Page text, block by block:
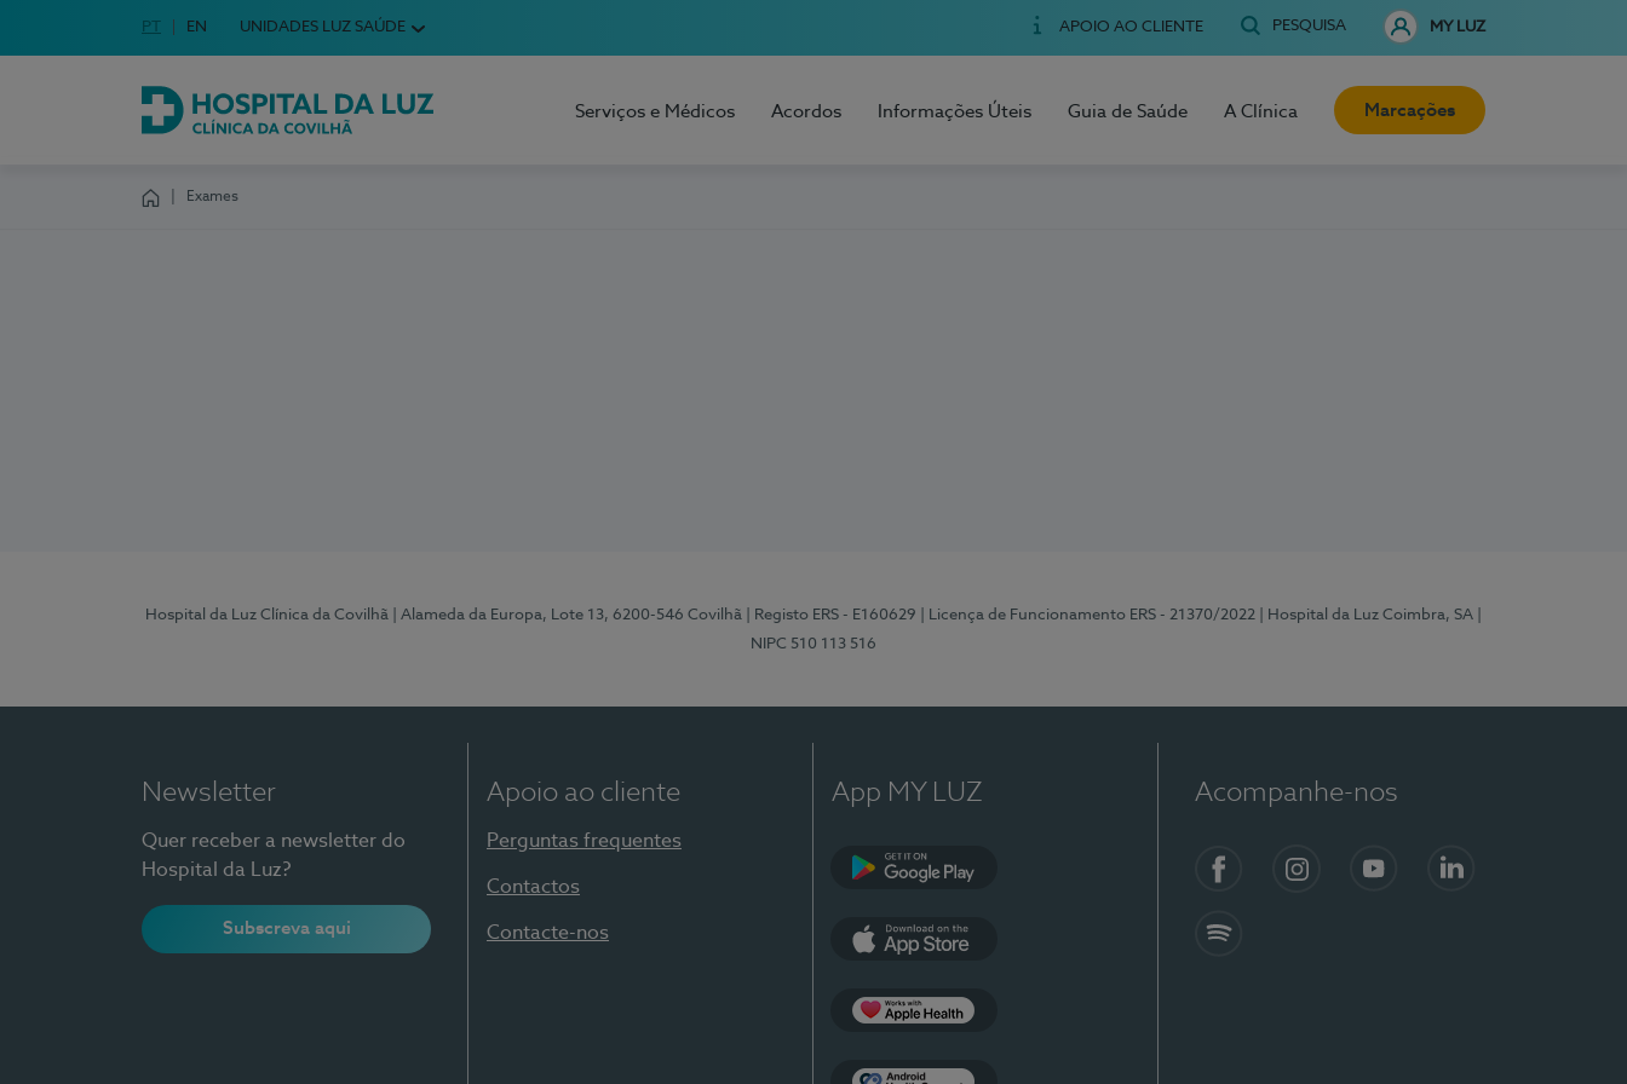
Escolha o seu idioma
Idioma em Português
PT English Language
EN UNIDADES LUZ SAÚDE APOIO AO CLIENTE PESQUISA MY LUZ
Hospital da Luz Clínica da Covilhã
Serviços e Médicos Acordos Informações Úteis Guia de Saúde A Clínica Marcações
Exames
Hospital da Luz Clínica da Covilhã | Alameda da Europa, Lote 13, 6200-546 Covilhã | Registo ERS - E160629 | Licença de Funcionamento ERS - 21370/2022 | Hospital da Luz Coimbra, SA
NIPC 510 113 516
Newsletter
Quer receber a newsletter do
Hospital da Luz?
Subscreva aqui
Apoio ao cliente
Perguntas frequentes
Contactos
Contacte-nos
App MY LUZ Acompanhe-nos